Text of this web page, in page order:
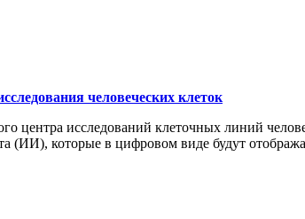
человеческих клеток
центра исследований клеточных линий
(ИИ), которые в цифровом виде будут